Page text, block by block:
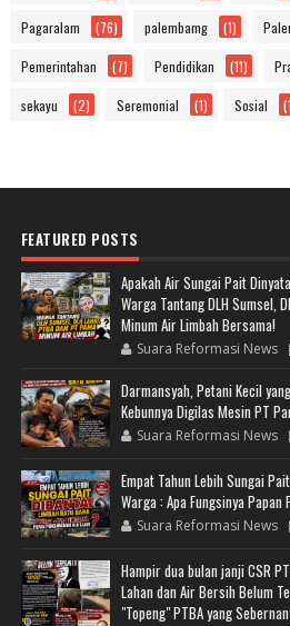
Pagaralam (76) palembamg (1)
Pemerintahan (7) Pendidikan (11)
sekayu (2) Seremonial (1) Sosial
FEATURED POSTS
Apakah Air Sungai Pait
Warga Tantang DLH Sumsel,
Minum Air Limbah Bersama!
Suara Reformasi News
Darmansyah, Petani Kecil
Kebunnya Digilas Mesin PT
Suara Reformasi News
Empat Tahun Lebih Sungai
Warga : Apa Fungsinya Papan
Suara Reformasi News
Hampir dua bulan janji CSR
Lahan dan Air Bersih Belum
"Topeng" PTBA yang